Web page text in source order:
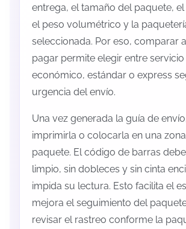
entrega, el tamaño del paquete,
el peso volumétrico y la
seleccionada. Por eso, comparar
pagar permite elegir entre servicio
económico, estándar o express
urgencia del envío.
Una vez generada la guía de
imprimirla o colocarla en una
paquete. El código de barras
limpio, sin dobleces y sin cinta
impida su lectura. Esto facilita el
mejora el seguimiento del
revisar el rastreo conforme la